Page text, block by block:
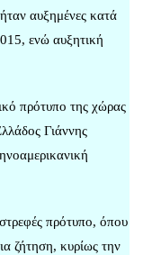
αυξημένες κατά
ενώ αυξητική
πρότυπο της χώρας
Γιάννης
πρότυπο, όπου
ζήτηση, κυρίως την